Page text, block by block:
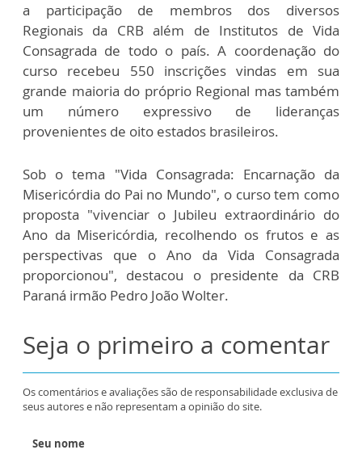
a participação de membros dos diversos
Regionais da CRB além de Institutos de Vida
Consagrada de todo o país. A coordenação do
curso recebeu 550 inscrições vindas em sua
grande maioria do próprio Regional mas também
um número expressivo de lideranças
provenientes de oito estados brasileiros.
Sob o tema "Vida Consagrada: Encarnação da
Misericórdia do Pai no Mundo", o curso tem como
proposta "vivenciar o Jubileu extraordinário do
Ano da Misericórdia, recolhendo os frutos e as
perspectivas que o Ano da Vida Consagrada
proporcionou", destacou o presidente da CRB
Paraná irmão Pedro João Wolter.
Seja o primeiro a comentar
Os comentários e avaliações são de responsabilidade exclusiva de
seus autores e não representam a opinião do site.
Seu nome